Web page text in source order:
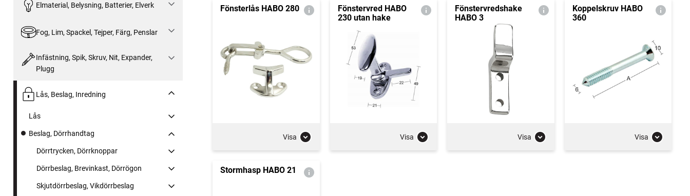
Elmaterial, Belysning, Batterier, Elverk
Fog, Lim, Spackel, Tejper, Färg, Penslar
Infästning, Spik, Skruv, Nit, Expander,
Plugg
Lås, Beslag, Inredning
Lås
Beslag, Dörrhandtag
Dörrtrycken, Dörrknoppar
Dörrbeslag, Brevinkast, Dörrögon
Skjutdörrbeslag, Vikdörrbeslag
Fönsterlås HABO 280
Visa
Fönstervred HABO
230 utan hake
Visa
Fönstervredshake
HABO 3
Visa
Koppelskruv HABO
360
Visa
Stormhasp HABO 21